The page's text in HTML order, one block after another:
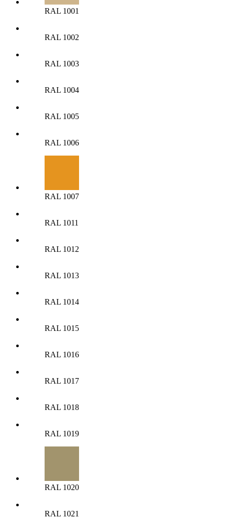
RAL 1001
RAL 1002
RAL 1003
RAL 1004
RAL 1005
RAL 1006
RAL 1007
RAL 1011
RAL 1012
RAL 1013
RAL 1014
RAL 1015
RAL 1016
RAL 1017
RAL 1018
RAL 1019
RAL 1020
RAL 1021